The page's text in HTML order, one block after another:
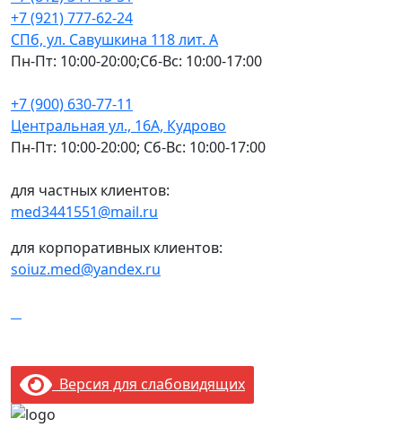
+7 (921) 777-62-24
СПб, ул. Савушкина 118 лит. А
Пн-Пт: 10:00-20:00;Сб-Вс: 10:00-17:00
+7 (900) 630-77-11
Центральная ул., 16А, Кудрово
Пн-Пт: 10:00-20:00; Сб-Вс: 10:00-17:00
для частных клиентов:
med3441551@mail.ru
для корпоративных клиентов:
soiuz.med@yandex.ru
Версия для слабовидящих